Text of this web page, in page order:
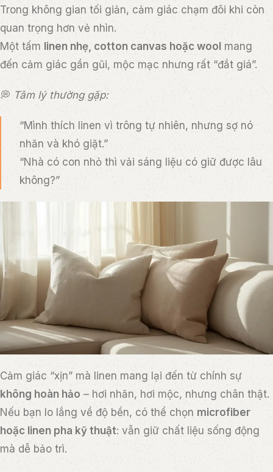
Trong không gian tối giản, cảm giác chạm đôi khi còn
quan trọng hơn vẻ nhìn.
Một tấm linen nhẹ, cotton canvas hoặc wool mang
đến cảm giác gần gũi, mộc mạc nhưng rất “đắt giá”.
💭 Tâm lý thường gặp:
“Mình thích linen vì trông tự nhiên, nhưng sợ nó
nhăn và khó giặt.”
“Nhà có con nhỏ thì vải sáng liệu có giữ được lâu
không?”
Cảm giác “xịn” mà linen mang lại đến từ chính sự
không hoàn hảo– hơi nhăn, hơi mộc, nhưng chân thật.
Nếu bạn lo lắng về độ bền, có thể chọn microfiber
hoặc linen pha kỹ thuật: vẫn giữ chất liệu sống động
mà dễ bảo trì.